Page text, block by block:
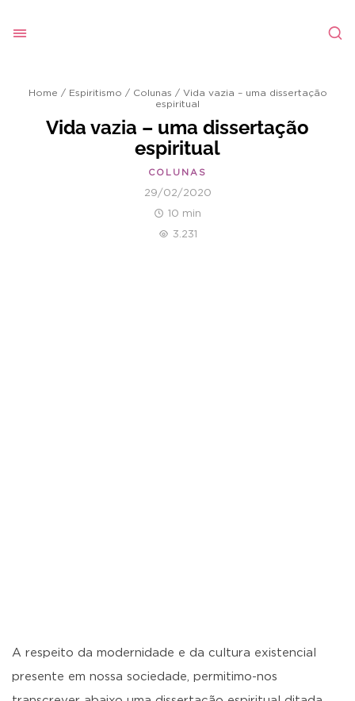
Home / Espiritismo / Colunas / Vida vazia – uma dissertação
espiritual
Vida vazia – uma dissertação
espiritual
COLUNAS
29/02/2020
10 min
3.231
A respeito da modernidade e da cultura existencial
presente em nossa sociedade, permitimo-nos